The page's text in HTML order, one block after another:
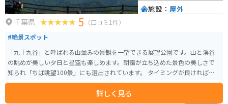
千葉県 5 （口コミ1件）
#絶景スポット
「九十九谷」と呼ばれる山並みの景観を一望できる展望公園です。山と渓谷
の眺めが美しい夕日と星空も楽しめます。朝靄が立ち込めた景色の美しさで
知られ「ちば眺望100景」にも選出されています。 タイミングが良ければ雲
海も見られます。
詳しく見る
施設： 屋外